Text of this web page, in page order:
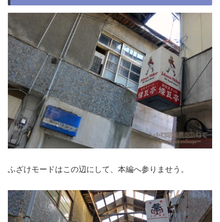
ふざけモードはこの辺にして、本編へ参りませう。